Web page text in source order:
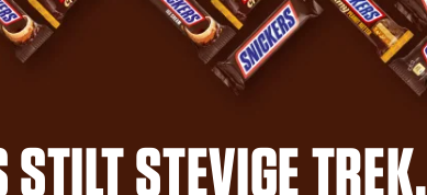
STEVIGE TREK.